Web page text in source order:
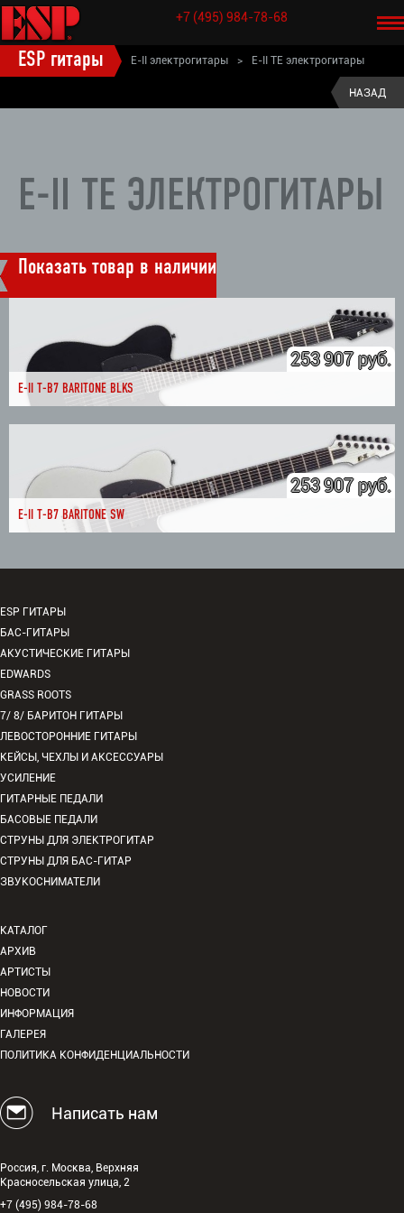
+7 (495) 984-78-68
ESP гитары E-II электрогитары > E-II TE электрогитары
НАЗАД
E-II TE ЭЛЕКТРОГИТАРЫ
Показать товар в наличии
253 907 руб.
E-II T-B7 BARITONE BLKS
253 907 руб.
E-II T-B7 BARITONE SW
ESP ГИТАРЫ
БАС-ГИТАРЫ
АКУСТИЧЕСКИЕ ГИТАРЫ
EDWARDS
GRASS ROOTS
7/ 8/ БАРИТОН ГИТАРЫ
ЛЕВОСТОРОННИЕ ГИТАРЫ
КЕЙСЫ, ЧЕХЛЫ И АКСЕССУАРЫ
УСИЛЕНИЕ
ГИТАРНЫЕ ПЕДАЛИ
БАСОВЫЕ ПЕДАЛИ
СТРУНЫ ДЛЯ ЭЛЕКТРОГИТАР
СТРУНЫ ДЛЯ БАС-ГИТАР
ЗВУКОСНИМАТЕЛИ
КАТАЛОГ
АРХИВ
АРТИСТЫ
НОВОСТИ
ИНФОРМАЦИЯ
ГАЛЕРЕЯ
ПОЛИТИКА КОНФИДЕНЦИАЛЬНОСТИ
Написать нам
Россия, г. Москва, Верхняя
Красносельская улица, 2
+7 (495) 984-78-68